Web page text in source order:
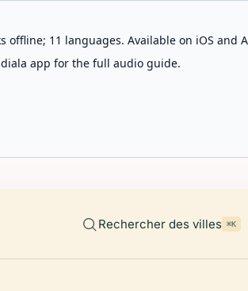
offline; 11 languages. Available on iOS and
app for the full audio guide.
Rechercher des villes ⌘K